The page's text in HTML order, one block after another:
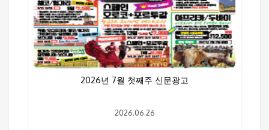
2026년 7월 첫째주 신문광고
2026.06.26